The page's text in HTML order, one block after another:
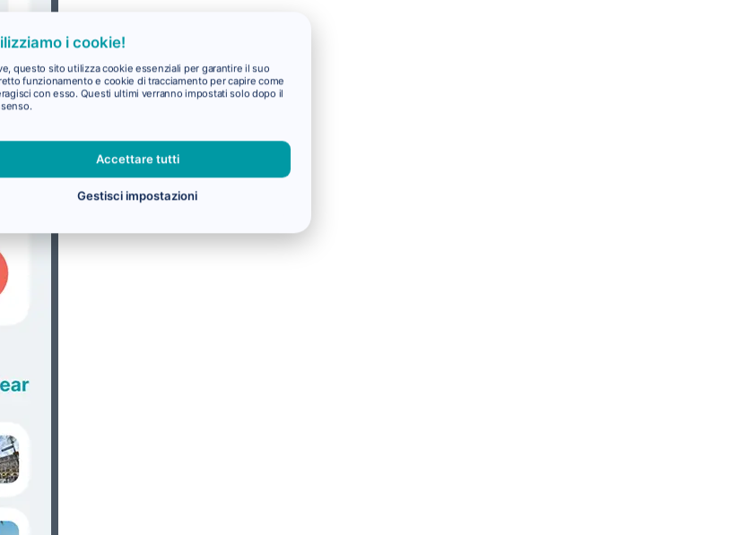
i cookie!
questo sito utilizza cookie essenziali per garantire il suo
funzionamento e cookie di tracciamento per capire come
con esso. Questi ultimi verranno impostati solo dopo il
Accettare tutti
Gestisci impostazioni